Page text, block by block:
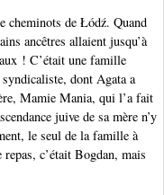
cheminots de Łódź. Quand
ancêtres allaient jusqu’à
! C’était une famille
dont Agata a
Mamie Mania, qui l’a fait
juive de sa mère n’y
le seul de la famille à
c’était Bogdan, mais